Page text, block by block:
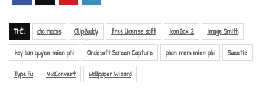
THẺ: cho macos ClipBuddy free license soft IconBox 2 Image Smith
key ban quyen mien phi Ondesoft Screen Capture phan mem mien phi Sweetie
Type Fu VidConvert Wallpaper Wizard